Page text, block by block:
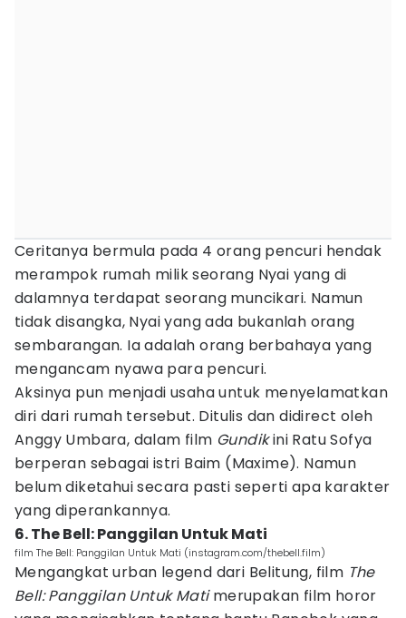
Ceritanya bermula pada 4 orang pencuri hendak
merampok rumah milik seorang Nyai yang di
dalamnya terdapat seorang muncikari. Namun
tidak disangka, Nyai yang ada bukanlah orang
sembarangan. Ia adalah orang berbahaya yang
mengancam nyawa para pencuri.
Aksinya pun menjadi usaha untuk menyelamatkan
diri dari rumah tersebut. Ditulis dan didirect oleh
Anggy Umbara, dalam film Gundikini Ratu Sofya
berperan sebagai istri Baim (Maxime). Namun
belum diketahui secara pasti seperti apa karakter
yang diperankannya.
6. The Bell: Panggilan Untuk Mati
film The Bell: Panggilan Untuk Mati (instagram.com/thebell.film)
Mengangkat urban legend dari Belitung, film The
Bell: Panggilan Untuk Matimerupakan film horor